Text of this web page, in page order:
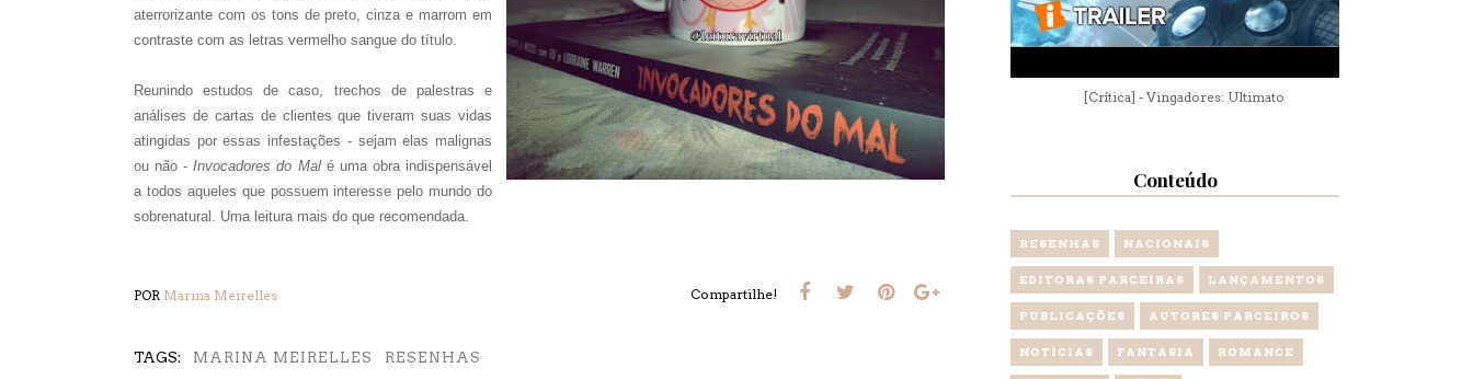
aterrorizante com os tons de preto, cinza e marrom em
contraste com as letras vermelho sangue do título.
Reunindo estudos de caso, trechos de palestras e
análises de cartas de clientes que tiveram suas vidas
atingidas por essas infestações - sejam elas malignas
ou não -Invocadores do Mal é uma obra indispensável
a todos aqueles que possuem interesse pelo mundo do
sobrenatural. Uma leitura mais do que recomendada.
POR Marina Meirelles Compartilhe!
TAGS: MARINA MEIRELLES RESENHAS
[Crítica] - Vingadores: Ultimato
Conteúdo
RESENHAS NACIONAIS
EDITORAS PARCEIRAS LANÇAMENTOS
PUBLICAÇÕES AUTORES PARCEIROS
NOTÍCIAS FANTASIA ROMANCE